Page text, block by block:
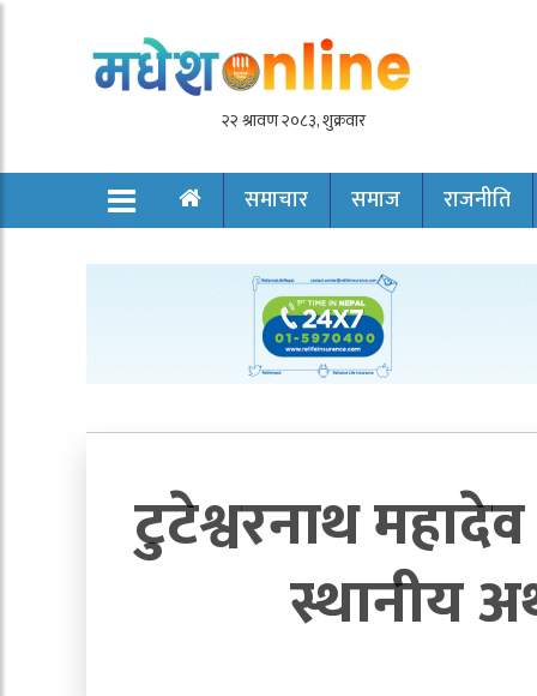
समाचार समाज राजनीति
टुटेश्वरनाथ महादेव
स्थानीय